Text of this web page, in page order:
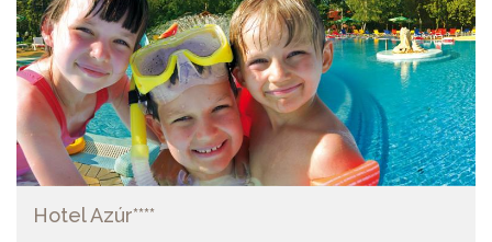
Hotel Azúr****